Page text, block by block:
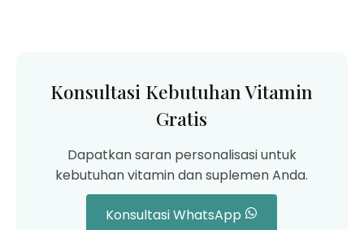
Konsultasi Kebutuhan Vitamin
Gratis
Dapatkan saran personalisasi untuk
kebutuhan vitamin dan suplemen Anda.
Konsultasi WhatsApp